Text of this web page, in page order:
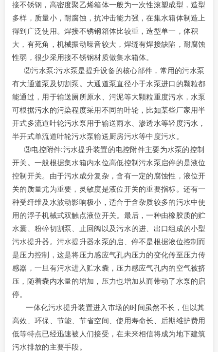
接不锈钢，高密度聚乙烯箱体一般为一次性滚塑成型，造型
多样，质量小，耐腐蚀，抗冲击能力强，在集水箱体制造上
得到广泛使用。焊接不锈钢箱体比较重，造型单一，体积
大，有死角，机械振动噪音较大，焊缝有焊接缺陷，耐腐蚀
性弱，很少采用接不锈钢材质做集水箱体。
②污水泵:污水泵是提升设备的核心部件，常用的污水泵
有大通道泵及切割泵。大通道泵直径小于水泵进口的颗粒都
能通过，用于输送厕所原水、污泥等大颗粒重度污水，水泵
可根据污水的污染程度采用不同的叶轮，比如某些厂家用半
开式多流道叶轮污水泵用于输送雨水、渗透水等轻度污水，
半开式单流道叶轮污水泵输送厨房污水等中度污水。
③电控附件:污水提升装置的电控附件主要为水泵的控制
开关。一般根据集水箱内水位高低控制污水泵启停的是液位
控制开关。由于污水成分复杂，含有一定的腐蚀性，液位开
关的质量尤为重要，灵敏度是液位开关的重要指标。还有一
种受纤维及水波动影响极小，适合于含杂质较多的污水中使
用的浮子机械式双触点液位开关。最后，一种由橡胶质的贮
水囊、粉碎切割泵、止回阀以及污水的进、出口组成的小型
污水提升器。污水提升器水泵的启、停不是根据液位控制而
是压力控制，这是将压力感应气孔内压力的变化传至压力传
感器，一旦有污水进入贮水囊，压力感应气孔内的空气被挤
压，随着囊内水量的增加，压力也增加从而带动了水泵的启
停。
一体化污水提升装置进入市场的时间虽然不长，但以其
高效、环保、节能、节省空间、使用寿命长、后期维护费用
低等特点已经迅速被人们接受，在未来相信将成为地下建筑
污水排放的主要手段。